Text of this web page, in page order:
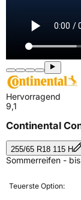
Hervorragend
9,1
Continental
255/65 R18 115 H
Sommerreifen -
Teuerste Option: